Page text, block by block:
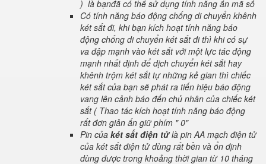
) là bạnđã có thể sử dụng tính năng ẩn mã số
Có tính năng báo động chống di chuyển khênh
két sắt đi, khi bạn kích hoạt tính năng báo
động chống di chuyển két sắt đi thì khi có sự
va đập mạnh vào két sắt với một lực tác động
mạnh nhất định để dịch chuyển két sắt hay
khênh trộm két sắt tự những kẻ gian thì chiếc
két sắt của bạn sẽ phát ra tiến hiệu báo động
vang lên cảnh báo đến chủ nhân của chiếc két
sắt ( Thao tác kích hoạt tính năng báo động
rất đơn giản ấn giữ phím " 0"
Pin của két sắt điện tửlà pin AA mạch điện tử
của két sắt điện tử dùng rất bền và ổn định
dùng được trong khoảng thời gian từ 10 tháng